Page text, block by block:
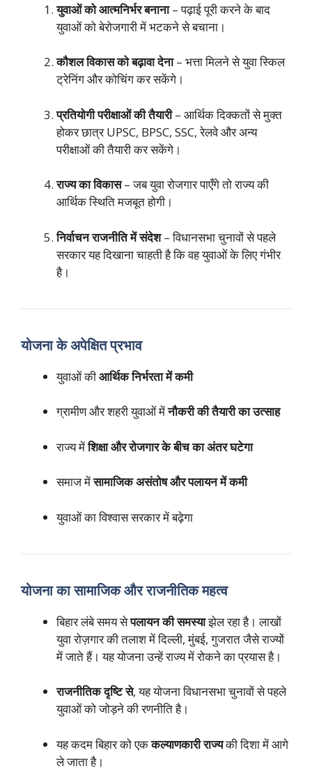
युवाओं को आत्मनिर्भर बनाना– पढ़ाई पूरी करने के बाद
युवाओं को बेरोजगारी में भटकने से बचाना।
कौशल विकास को बढ़ावा देना– भत्ता मिलने से युवा स्किल
ट्रेनिंग और कोचिंग कर सकेंगे।
प्रतियोगी परीक्षाओं की तैयारी– आर्थिक दिक्कतों से मुक्त
होकर छात्र UPSC, BPSC, SSC, रेलवे और अन्य
परीक्षाओं की तैयारी कर सकेंगे।
राज्य का विकास– जब युवा रोजगार पाएँगे तो राज्य की
आर्थिक स्थिति मजबूत होगी।
निर्वाचन राजनीति में संदेश– विधानसभा चुनावों से पहले
सरकार यह दिखाना चाहती है कि वह युवाओं के लिए गंभीर
है।
योजना के अपेक्षित प्रभाव
युवाओं कीआर्थिक निर्भरता में कमी
ग्रामीण और शहरी युवाओं मेंनौकरी की तैयारी का उत्साह
राज्य मेंशिक्षा और रोजगार के बीच का अंतर घटेगा
समाज मेंसामाजिक असंतोष और पलायन में कमी
युवाओं का विश्वास सरकार में बढ़ेगा
योजना का सामाजिक और राजनीतिक महत्व
बिहार लंबे समय सेपलायन की समस्याझेल रहा है। लाखों
युवा रोज़गार की तलाश में दिल्ली, मुंबई, गुजरात जैसे राज्यों
में जाते हैं। यह योजना उन्हें राज्य में रोकने का प्रयास है।
राजनीतिक दृष्टि से, यह योजना विधानसभा चुनावों से पहले
युवाओं को जोड़ने की रणनीति है।
यह कदम बिहार को एककल्याणकारी राज्यकी दिशा में आगे
ले जाता है।